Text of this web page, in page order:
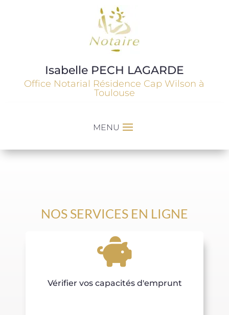
Isabelle PECH LAGARDE
Office Notarial Résidence Cap Wilson à
Toulouse
NOS SERVICES EN LIGNE
Vérifier vos capacités d'emprunt